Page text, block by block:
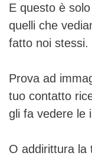
E questo è
quelli che
fatto noi stessi.
Prova ad
tuo contatto
gli fa vedere le
O addirittura la